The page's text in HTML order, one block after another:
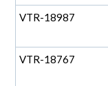
VTR-18987
VTR-18767